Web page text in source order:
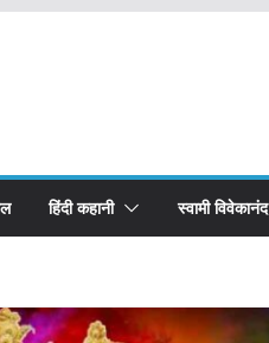
हिंदी कहानी स्वामी विवेकानंद